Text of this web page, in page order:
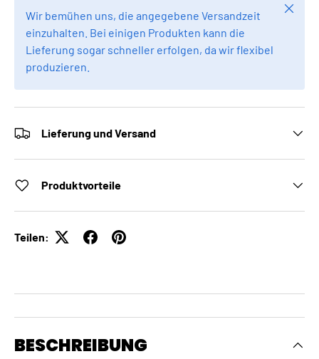
Wir bemühen uns, die angegebene Versandzeit
einzuhalten. Bei einigen Produkten kann die
Lieferung sogar schneller erfolgen, da wir flexibel
produzieren.
Lieferung und Versand
Produktvorteile
Teilen:
BESCHREIBUNG